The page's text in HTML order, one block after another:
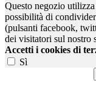
Questo negozio
possibilità di
(pulsanti facebook,
dei visitatori sul nostro
Accetti i cookies di
Sì